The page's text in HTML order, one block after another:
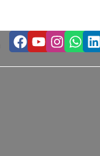
Facebook
Youtube